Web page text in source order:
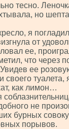
тесно.
но
я
от
ее,
что через
ее
своего
как лимон…
не
бурных
порывов.